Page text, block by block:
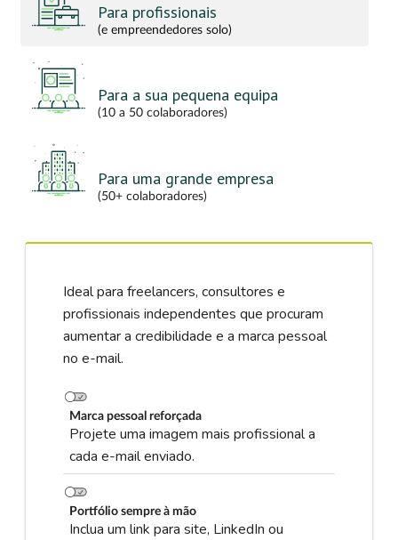
Para profissionais
(e empreendedores solo)
Para a sua pequena equipa
(10 a 50 colaboradores)
Para uma grande empresa
(50+ colaboradores)
Ideal para freelancers, consultores e
profissionais independentes que procuram
aumentar a credibilidade e a marca pessoal
no e-mail.
Marca pessoal reforçada
Projete uma imagem mais profissional a
cada e-mail enviado.
Portfólio sempre à mão
Inclua um link para site, LinkedIn ou